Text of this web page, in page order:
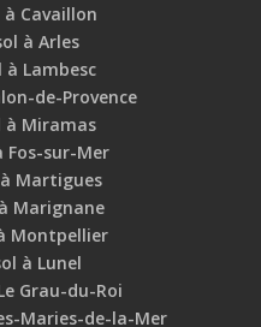
Cavaillon
à Arles
Lambesc
de-Provence
à Miramas
Fos-sur-Mer
Martigues
Marignane
Montpellier
à Lunel
Grau-du-Roi
Maries-de-la-Mer